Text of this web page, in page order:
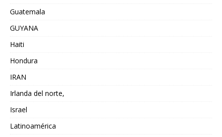
Guatemala
GUYANA
Haiti
Hondura
IRAN
Irlanda del norte,
Israel
Latinoamérica